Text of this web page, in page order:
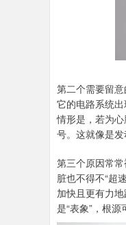
第二个需要留
它的电路系统
情形是，若为
号。这就像是
第三个原因常
脏也不得不“超
加快且更有力
是“表象”，根源